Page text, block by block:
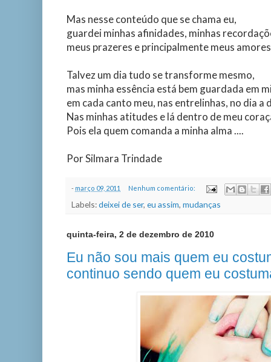
Mas nesse conteúdo que se chama eu,
guardei minhas afinidades, minhas
meus prazeres e principalmente meus
Talvez um dia tudo se transforme mesmo,
mas minha essência está bem guardada em
em cada canto meu, nas entrelinhas, no dia a
Nas minhas atitudes e lá dentro de meu
Pois ela quem comanda a minha alma ....
Por Silmara Trindade
- março 09, 2011 Nenhum comentário:
Labels:deixei de ser, eu assim, mudanças
quinta-feira, 2 de dezembro de 2010
Eu não sou mais quem eu
continuo sendo quem eu